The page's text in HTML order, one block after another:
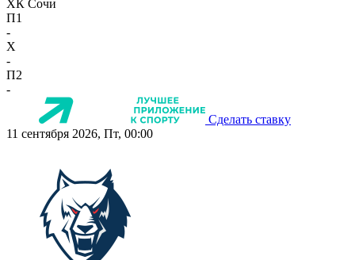
ХК Сочи
П1
-
X
-
П2
-
Сделать ставку
11 сентября 2026, Пт, 00:00